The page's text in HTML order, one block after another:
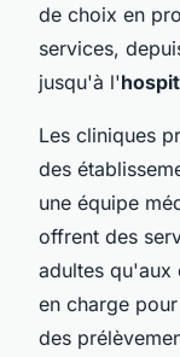
de choix en
services,
jusqu'à l'
Les cliniques
des
une équipe
offrent des
adultes qu'aux
en charge
des